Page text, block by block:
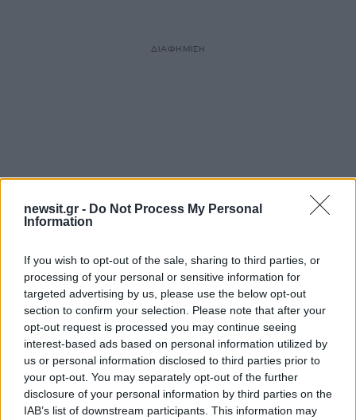
newsit.gr - Do Not Process My Personal
Information
If you wish to opt-out of the sale, sharing to third parties, or
processing of your personal or sensitive information for
targeted advertising by us, please use the below opt-out
section to confirm your selection. Please note that after your
opt-out request is processed you may continue seeing
interest-based ads based on personal information utilized by
us or personal information disclosed to third parties prior to
your opt-out. You may separately opt-out of the further
disclosure of your personal information by third parties on the
IAB’s list of downstream participants. This information may
ΔΙΑΦΗΜΙΣΗ